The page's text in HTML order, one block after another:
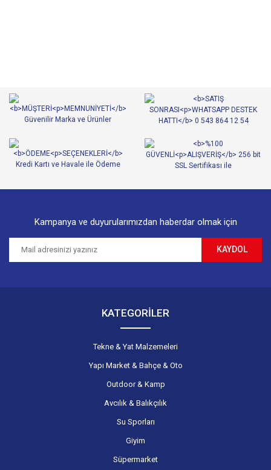
Ürün resmi kalitesiz, bozuk veya görüntülenemiyor.
Ürün açıklamasında eksik bilgiler bulunuyor.
Ürün bilgilerinde hatalar bulunuyor.
Ürün fiyatı diğer sitelerden daha pahalı.
Gönder
Kampanya ve duyurularımızdan haberdar olmak için
KAYDOL
KATEGORİLER
Tekne & Yat Malzemeleri
Yapı Market & Bahçe & Oto
Outdoor & Kamp
Avcılık & Balıkçılık
Su Sporları
Giyim
Süpermarket